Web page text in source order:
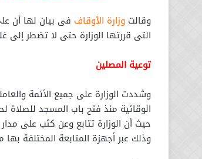
وقالت وزارة الأوقاف فى بيان لها أن
التى قررتها الوزارة حتى لا تضطر إلى
توعية المصلين
وشددت الوزارة على جميع الأئمة
الوقائية منذ فتح باب المسجد للصلاة
حيث أن الوزارة تتابع وعن كثب على مدار
وذلك عبر أجهزة المتابعة المختلفة